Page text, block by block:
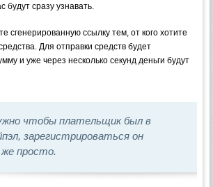
будут сразу узнавать.
сгенерированную ссылку тем, от кого хотите
Для отправки средств будет
и уже через несколько секунд деньги будут
чтобы плательщик был в
зарегистрироваться он
просто.